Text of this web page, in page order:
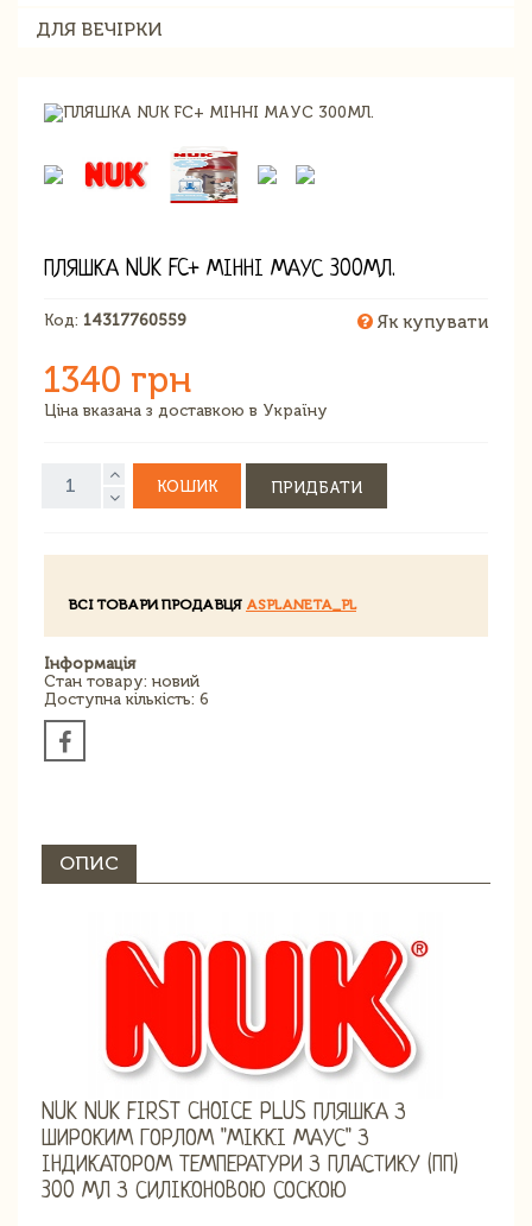
ДЛЯ ВЕЧІРКИ
ПЛЯШКА NUK FC+ МІННІ МАУС 300МЛ.
Код: 14317760559 Як купувати
1340 грн
Ціна вказана з доставкою в Україну
КОШИК ПРИДБАТИ
ВСІ ТОВАРИ ПРОДАВЦЯ ASPLANETA_PL
Інформація
Стан товару: новий
Доступна кількість: 6
ОПИС
NUK NUK FIRST CHOICE PLUS ПЛЯШКА З
ШИРОКИМ ГОРЛОМ "МІККІ МАУС" З
ІНДИКАТОРОМ ТЕМПЕРАТУРИ З ПЛАСТИКУ (ПП)
300 МЛ З СИЛІКОНОВОЮ СОСКОЮ